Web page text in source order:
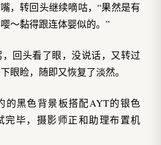
，转回头继续嘀咕，“果然是有
～黏得跟连体婴似的。”
回头看了眼，没说话，又转过
眼睑，随即又恢复了淡然。
的黑色背景板搭配AYT的银色
完毕，摄影师正和助理布置机